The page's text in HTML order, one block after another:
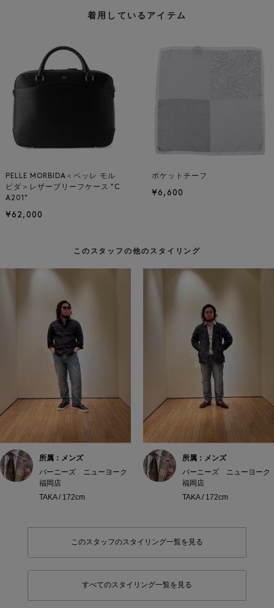
着用しているアイテム
PELLE MORBIDA＜ペッレ モル
ビダ＞レザーブリーフケース "C
A201"
¥62,000
ポケットチーフ
¥6,600
このスタッフの他のスタイリング
所属：メンズ
バーニーズ ニューヨーク
福岡店
TAKA / 172cm
所属：メンズ
バーニーズ ニューヨーク
福岡店
TAKA / 172cm
このスタッフのスタイリング一覧を見る
すべてのスタイリング一覧を見る